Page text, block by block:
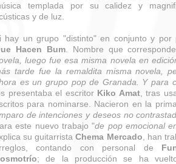
templada por su calidez y
y de luz.
hay un grupo "distinto" en conjunto y por
Hacen Bum. Nombre que
luego fue esa misma novela en
tarde fue la remaldita misma novela,
es un grupo pop de Granada. Y para
presentaba el escritor Kiko Amat, tras
para nominarse. Nacieron en la
de intenciones y deseos no
este nuevo trabajo "de pop emocional
su guitarristaChema Mercado , han
contando con personal de
; de la producción se ha